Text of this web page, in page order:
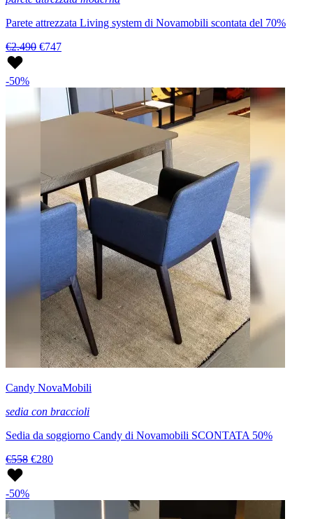
Parete attrezzata Living system di Novamobili scontata del 70%
€2.490 €747
-50%
Candy NovaMobili
sedia con braccioli
Sedia da soggiorno Candy di Novamobili SCONTATA 50%
€558 €280
-50%